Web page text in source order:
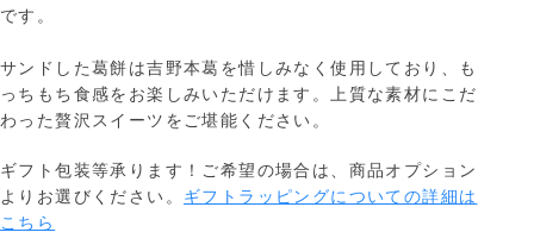
です。
サンドした葛餅は吉野本葛を惜しみなく使用しており、も
っちもち食感をお楽しみいただけます。上質な素材にこだ
わった贅沢スイーツをご堪能ください。
ギフト包装等承ります！ご希望の場合は、商品オプション
よりお選びください。 ギフトラッピングについての詳細は
こちら